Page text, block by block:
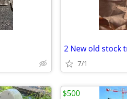
2 New old stock
7/1
$500